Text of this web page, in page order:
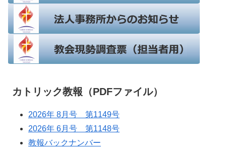
カトリック教報（PDFファイル）
2026年 8月号 第1149号
2026年 6月号 第1148号
教報バックナンバー